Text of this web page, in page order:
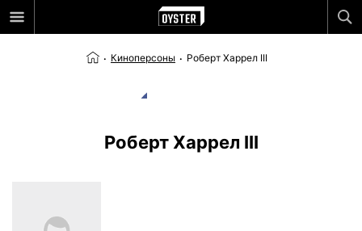
Киноперсоны Роберт Харрел III
Роберт Харрел III